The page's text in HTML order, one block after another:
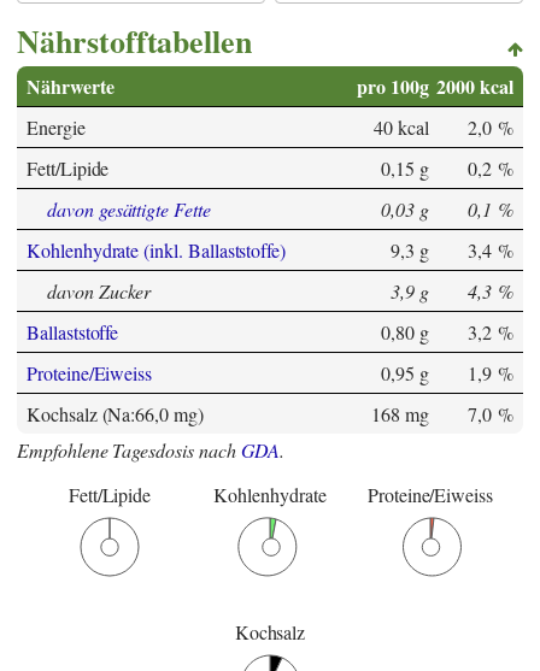
Nährstofftabellen
Nährwerte pro 100g 2000 kcal
Energie 40 kcal
2,0 %
Fett/Lipide
0,15 g
0,2 %
davon gesättigte Fette
0,03 g
0,1 %
Kohlenhydrate (inkl. Ballaststoffe)
9,3 g
3,4 %
davon Zucker
3,9 g
4,3 %
Ballaststoffe
0,80 g
3,2 %
Proteine/Eiweiss
0,95 g
1,9 %
Kochsalz (Na:66,0 mg)
168 mg
7,0 %
Empfohlene Tagesdosis nachGDA.
Fett/Lipide
Kohlenhydrate Proteine/Eiweiss
Kochsalz